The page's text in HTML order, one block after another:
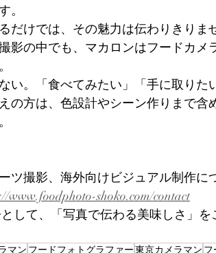
。
だけでは、その魅力は伝わりきりま
影の中でも、マカロンはフードカメ
い。「食べてみたい」「手に取りた
の方は、色設計やシーン作りまで含
ツ撮影、海外向けビジュアル制作に
www.foodphoto-shoko.com/contact
して、「写真で伝わる美味しさ」を
マン フードフォトグラファー東京カメラマン フ